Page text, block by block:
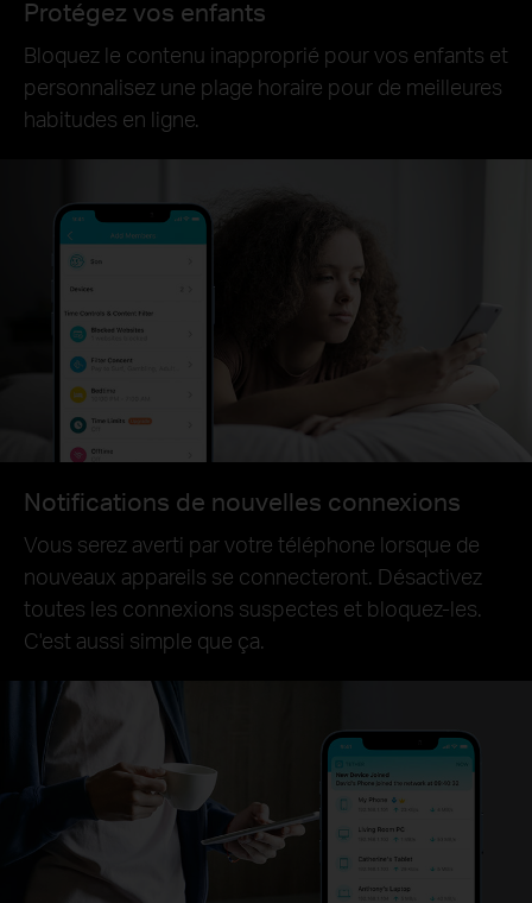
Protégez vos enfants
Bloquez le contenu inapproprié pour vos enfants et
personnalisez une plage horaire pour de meilleures
habitudes en ligne.
Notifications de nouvelles connexions
Vous serez averti par votre téléphone lorsque de
nouveaux appareils se connecteront. Désactivez
toutes les connexions suspectes et bloquez-les.
C'est aussi simple que ça.